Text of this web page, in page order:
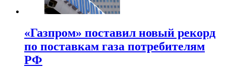
«Газпром» поставил новый рекорд
по поставкам газа потребителям
РФ